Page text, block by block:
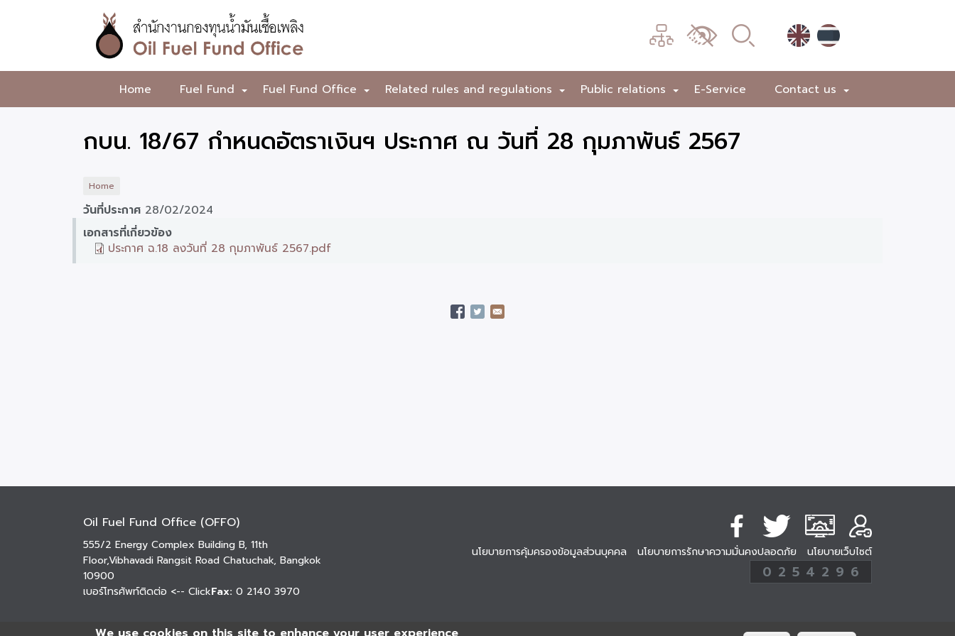
สำนักงาน
กองทุน
น้ำมัน
เพลิง
เมนู
เปลี่ยน
ผล
Home +
Fuel Fund +
Fuel Fund Office +
Related rules and regulations +
Public relations E-Service +
Contact us
กบน. 18/67 กำหนดอัตราเงินฯ ประกาศ ณ วันที่ 28 กุมภาพันธ์ 2567
Home
วันที่ประกาศ 28/02/2024
เอกสารที่เกี่ยวข้อง
ประกาศ ฉ.18 ลงวันที่ 28 กุมภาพันธ์ 2567.pdf
Oil Fuel Fund Office (OFFO)
555/2 Energy Complex Building B, 11th
Floor,Vibhavadi Rangsit Road Chatuchak, Bangkok
10900
เบอร์โทรศัพท์ติดต่อ <-- ClickFax: 0 2140 3970
นโยบายการคุ้มครองข้อมูลส่วนบุคคล นโยบายการรักษาความมั่นคงปลอดภัย นโยบายเว็บไซต์
254296
ครั้ง
0 2 5 4 2 9 6